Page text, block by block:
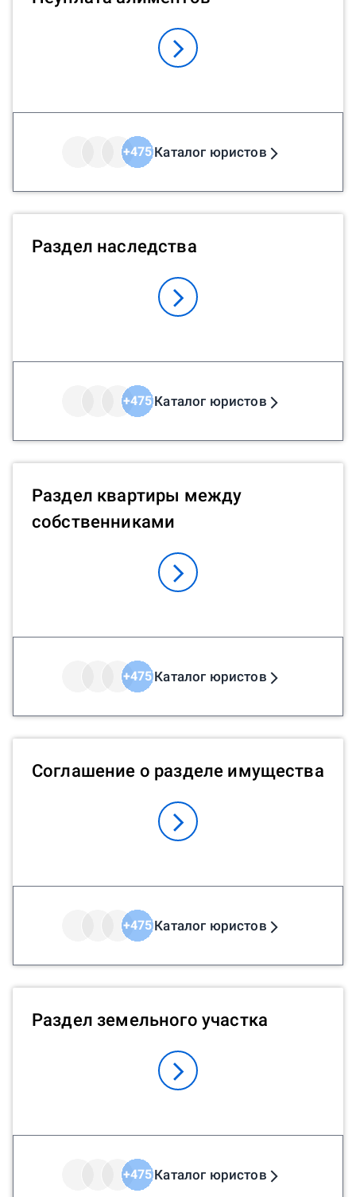
+475 Каталог юристов
Раздел наследства
+475 Каталог юристов
Раздел квартиры между
собственниками
+475 Каталог юристов
Соглашение о разделе имущества
+475 Каталог юристов
Раздел земельного участка
+475 Каталог юристов